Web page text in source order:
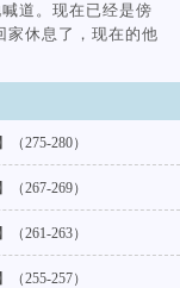
道。现在已经是傍
家休息了，现在的他
（275-280）
（267-269）
（261-263）
（255-257）